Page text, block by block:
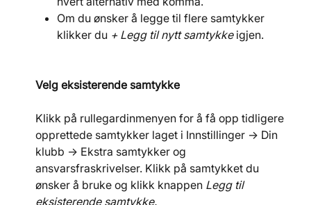
Om du ønsker å legge til flere samtykker
klikker du + Legg til nytt samtykke igjen.
Velg eksisterende samtykke
Klikk på rullegardinmenyen for å få opp tidligere
opprettede samtykker laget i Innstillinger → Din
klubb → Ekstra samtykker og
ansvarsfraskrivelser. Klikk på samtykket du
ønsker å bruke og klikk knappen Legg til
eksisterende samtykke.